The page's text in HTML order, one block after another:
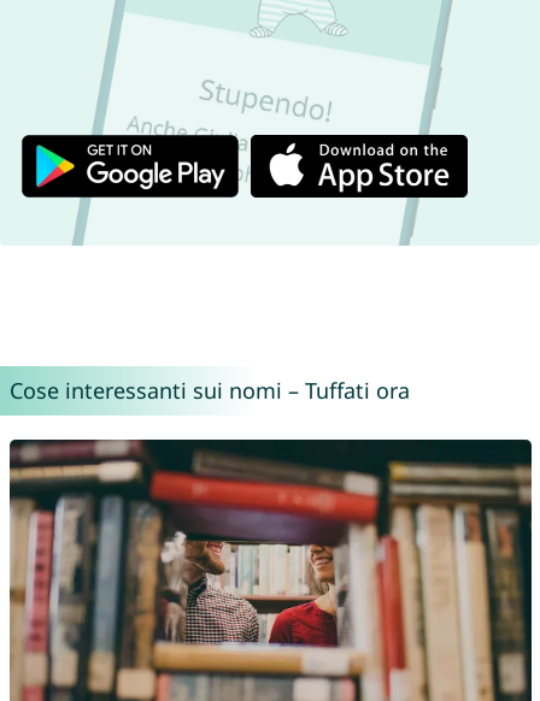
Cose interessanti sui nomi – Tuffati ora